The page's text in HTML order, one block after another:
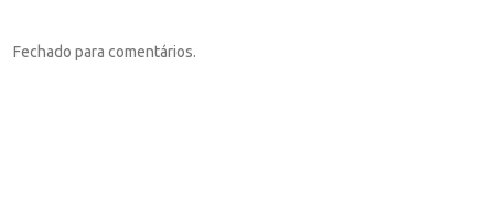
Fechado para comentários.